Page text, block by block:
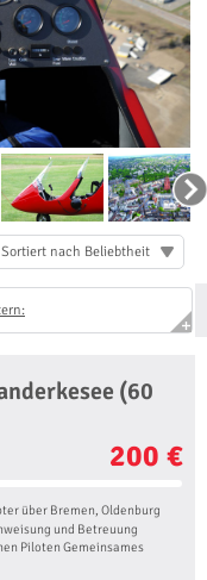
Sortiert nach Beliebtheit
(60
200 €
über Bremen, Oldenburg
und Betreuung
Piloten Gemeinsames